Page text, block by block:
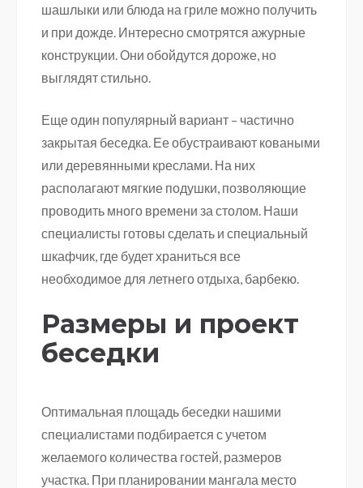
шашлыки или блюда на гриле можно получить
и при дожде. Интересно смотрятся ажурные
конструкции. Они обойдутся дороже, но
выглядят стильно.
Еще один популярный вариант – частично
закрытая беседка. Ее обустраивают коваными
или деревянными креслами. На них
располагают мягкие подушки, позволяющие
проводить много времени за столом. Наши
специалисты готовы сделать и специальный
шкафчик, где будет храниться все
необходимое для летнего отдыха, барбекю.
Размеры и проект
беседки
Оптимальная площадь беседки нашими
специалистами подбирается с учетом
желаемого количества гостей, размеров
участка. При планировании мангала место